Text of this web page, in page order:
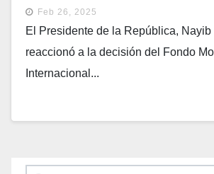
económico
Feb 26, 2025
El Presidente de la República, Nayib
reaccionó a la decisión del Fondo
Internacional...